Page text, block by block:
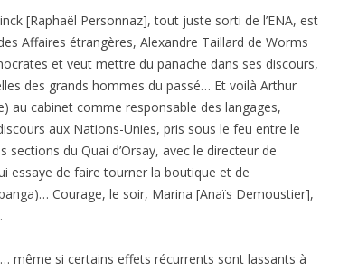
[Raphaël Personnaz], tout juste sorti de l’ENA, est
Affaires étrangères, Alexandre Taillard de Worms
et veut mettre du panache dans ses discours,
des grands hommes du passé… Et voilà Arthur
au cabinet comme responsable des langages,
aux Nations-Unies, pris sous le feu entre le
du Quai d’Orsay, avec le directeur de
essaye de faire tourner la boutique et de
Courage, le soir, Marina [Anaïs Demoustier],
même si certains effets récurrents sont lassants à